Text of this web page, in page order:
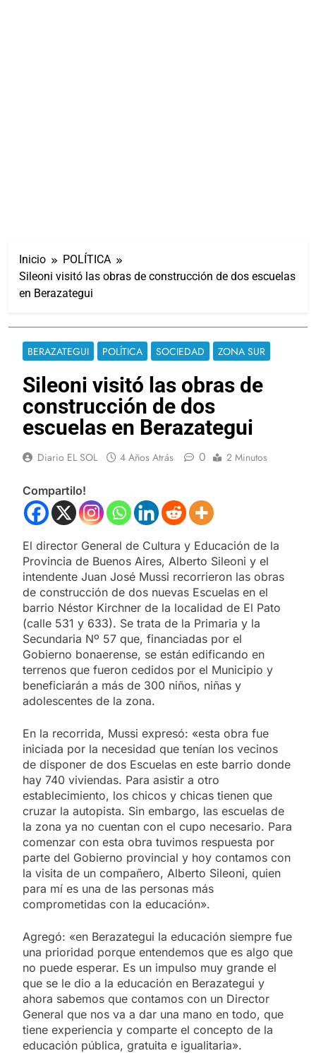
Inicio
POLÍTICA
Sileoni visitó las obras de construcción de dos escuelas
en Berazategui
BERAZATEGUI POLÍTICA SOCIEDAD ZONA SUR
Sileoni visitó las obras de
construcción de dos
escuelas en Berazategui
Diario EL SOL 4 Años Atrás 0 2 Minutos
Compartilo!
El director General de Cultura y Educación de la
Provincia de Buenos Aires, Alberto Sileoni y el
intendente Juan José Mussi recorrieron las obras
de construcción de dos nuevas Escuelas en el
barrio Néstor Kirchner de la localidad de El Pato
(calle 531 y 633). Se trata de la Primaria y la
Secundaria Nº 57 que, financiadas por el
Gobierno bonaerense, se están edificando en
terrenos que fueron cedidos por el Municipio y
beneficiarán a más de 300 niños, niñas y
adolescentes de la zona.
En la recorrida, Mussi expresó: «esta obra fue
iniciada por la necesidad que tenían los vecinos
de disponer de dos Escuelas en este barrio donde
hay 740 viviendas. Para asistir a otro
establecimiento, los chicos y chicas tienen que
cruzar la autopista. Sin embargo, las escuelas de
la zona ya no cuentan con el cupo necesario. Para
comenzar con esta obra tuvimos respuesta por
parte del Gobierno provincial y hoy contamos con
la visita de un compañero, Alberto Sileoni, quien
para mí es una de las personas más
comprometidas con la educación».
Agregó: «en Berazategui la educación siempre fue
una prioridad porque entendemos que es algo que
no puede esperar. Es un impulso muy grande el
que se le dio a la educación en Berazategui y
ahora sabemos que contamos con un Director
General que nos va a dar una mano en todo, que
tiene experiencia y comparte el concepto de la
educación pública, gratuita e igualitaria».